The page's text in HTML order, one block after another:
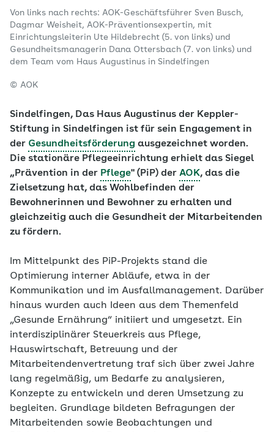
Von links nach rechts: AOK-Geschäftsführer Sven Busch,
Dagmar Weisheit, AOK-Präventionsexpertin, mit
Einrichtungsleiterin Ute Hildebrecht (5. von links) und
Gesundheitsmanagerin Dana Ottersbach (7. von links) und
dem Team vom Haus Augustinus in Sindelfingen
© AOK
Sindelfingen, Das Haus Augustinus der Keppler-
Stiftung in Sindelfingen ist für sein Engagement in
der Gesundheitsförderung ausgezeichnet worden.
Die stationäre Pflegeeinrichtung erhielt das Siegel
„Prävention in der Pflege" (PiP) der AOK, das die
Zielsetzung hat, das Wohlbefinden der
Bewohnerinnen und Bewohner zu erhalten und
gleichzeitig auch die Gesundheit der Mitarbeitenden
zu fördern.
Im Mittelpunkt des PiP-Projekts stand die
Optimierung interner Abläufe, etwa in der
Kommunikation und im Ausfallmanagement. Darüber
hinaus wurden auch Ideen aus dem Themenfeld
„Gesunde Ernährung“ initiiert und umgesetzt. Ein
interdisziplinärer Steuerkreis aus Pflege,
Hauswirtschaft, Betreuung und der
Mitarbeitendenvertretung traf sich über zwei Jahre
lang regelmäßig, um Bedarfe zu analysieren,
Konzepte zu entwickeln und deren Umsetzung zu
begleiten. Grundlage bildeten Befragungen der
Mitarbeitenden sowie Beobachtungen und